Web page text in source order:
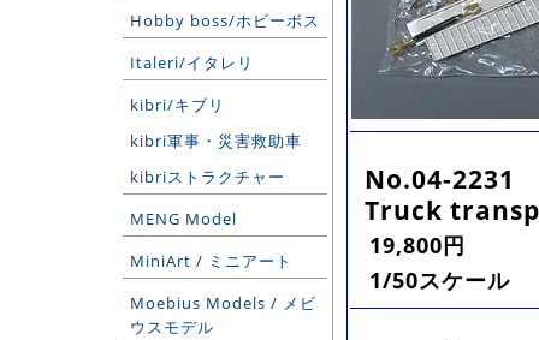
Hobby boss/ホビーボス
Italeri/イタレリ
kibri/キブリ
kibri軍事・災害救助車
kibriストラクチャー
MENG Model
MiniArt / ミニアート
Moebius Models / メビ
ウスモデル
No.04-2231
Truck
19,800円
1/50スケール